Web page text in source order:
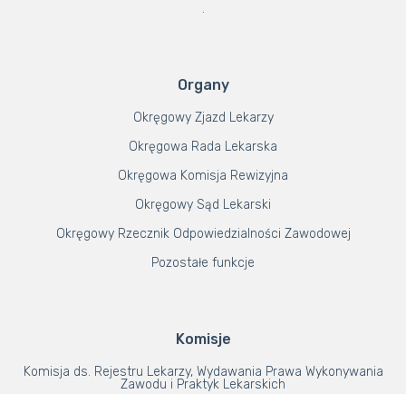
.
Organy
Okręgowy Zjazd Lekarzy
Okręgowa Rada Lekarska
Okręgowa Komisja Rewizyjna
Okręgowy Sąd Lekarski
Okręgowy Rzecznik Odpowiedzialności Zawodowej
Pozostałe funkcje
Komisje
Komisja ds. Rejestru Lekarzy, Wydawania Prawa Wykonywania
Zawodu i Praktyk Lekarskich